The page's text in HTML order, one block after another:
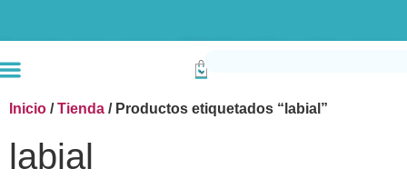
Inicio /Tienda / Productos etiquetados “labial”
labial